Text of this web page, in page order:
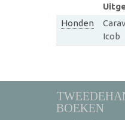
Honden
Icob
BOEKEN